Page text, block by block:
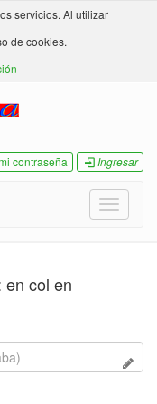
servicios. Al utilizar
de cookies.
contraseña Ingresar
Toggle
en col en